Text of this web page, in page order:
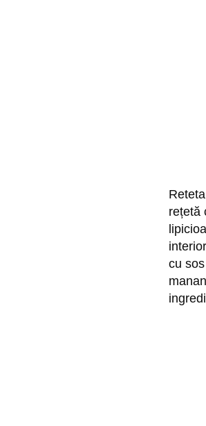
rețetă
cu